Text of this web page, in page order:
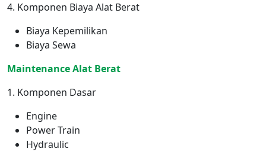
4. Komponen Biaya Alat Berat
Biaya Kepemilikan
Biaya Sewa
Maintenance Alat Berat
1. Komponen Dasar
Engine
Power Train
Hydraulic